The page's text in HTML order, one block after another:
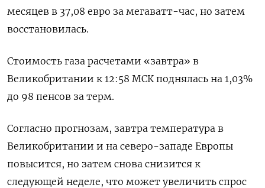
месяцев в 37,08 евро за мегаватт-час, но затем
восстановилась.
Стоимость газа расчетами «завтра» в
Великобритании к 12:58 МСК поднялась на 1,03%
до 98 пенсов за терм.
Согласно прогнозам, завтра температура в
Великобритании и на северо-западе Европы
повысится, но затем снова снизится к
следующей неделе, что может увеличить спрос